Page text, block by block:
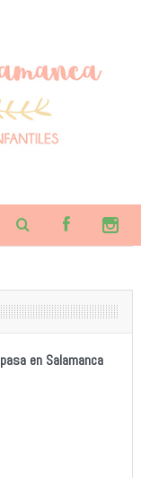
en Salamanca